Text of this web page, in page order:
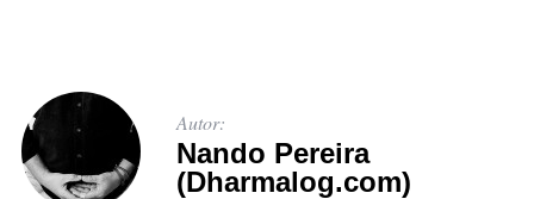
Autor:
Nando Pereira
(Dharmalog.com)